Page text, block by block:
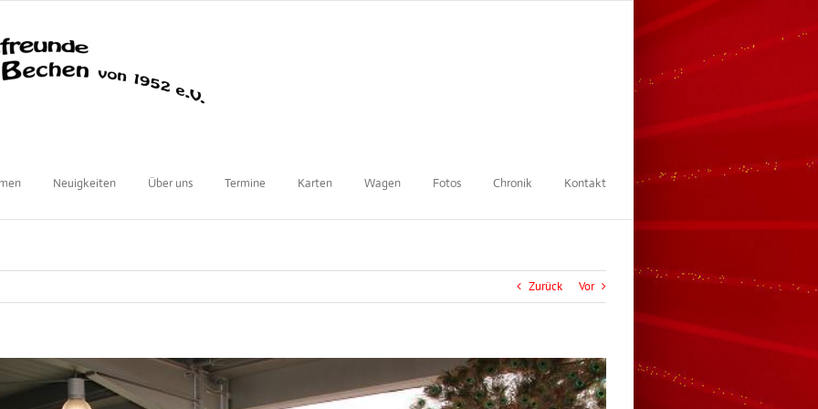
Neuigkeiten Über uns Termine Karten Wagen Fotos Chronik Kontakt
Zurück Vor